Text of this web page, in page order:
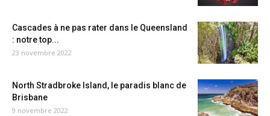
Cascades à ne pas rater dans le Queensland
: notre top...
23 novembre 2022
North Stradbroke Island, le paradis blanc de
Brisbane
9 novembre 2022